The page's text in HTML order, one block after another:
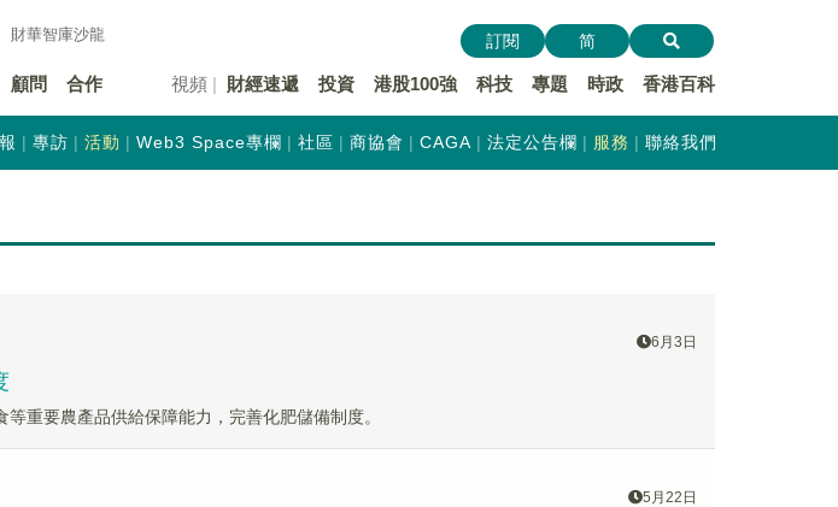
財華智庫沙龍
顧問 合作 視頻 財經速遞 投資 港股100強 科技 專題 時政 香港百科
訂閱 简
專訪 活動 Web3 Space專欄 社區 商協會 CAGA 法定公告欄 服務 聯絡我們
6月3日
重要農產品供給保障能力，完善化肥儲備制度。
5月22日